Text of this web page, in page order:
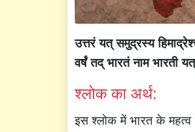
उत्तरं यत् समुद्रस्य
वर्षं तद् भारतं नाम भारती
श्लोक का अर्थ:
इस श्लोक में भारत के महत्व